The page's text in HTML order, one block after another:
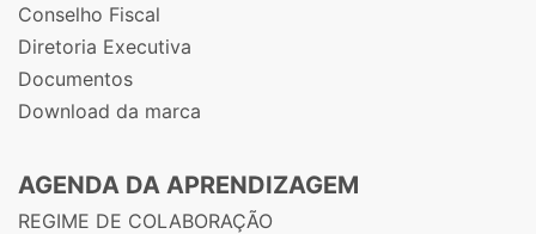
Conselho Fiscal
Diretoria Executiva
Documentos
Download da marca
AGENDA DA APRENDIZAGEM
REGIME DE COLABORAÇÃO